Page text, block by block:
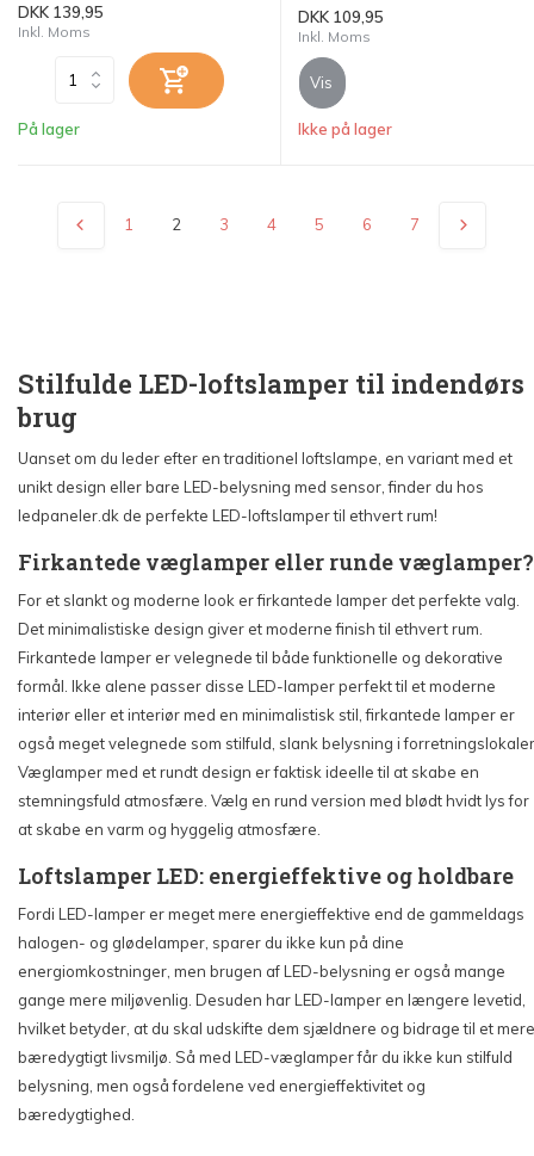
DKK 139,95
Inkl. Moms
På lager
DKK 109,95
Inkl. Moms
Vis
Ikke på lager
1 2 3 4 5 6 7
Stilfulde LED-loftslamper til indendørs
brug
Uanset om du leder efter en traditionel loftslampe, en variant med et
unikt design eller bare LED-belysning med sensor, finder du hos
ledpaneler.dk de perfekte LED-loftslamper til ethvert rum!
Firkantede væglamper eller runde væglamper?
For et slankt og moderne look er firkantede lamper det perfekte valg.
Det minimalistiske design giver et moderne finish til ethvert rum.
Firkantede lamper er velegnede til både funktionelle og dekorative
formål. Ikke alene passer disse LED-lamper perfekt til et moderne
interiør eller et interiør med en minimalistisk stil, firkantede lamper er
også meget velegnede som stilfuld, slank belysning i
Væglamper med et rundt design er faktisk ideelle til at skabe en
stemningsfuld atmosfære. Vælg en rund version med blødt hvidt lys for
at skabe en varm og hyggelig atmosfære.
Loftslamper LED: energieffektive og holdbare
Fordi LED-lamper er meget mere energieffektive end de gammeldags
halogen- og glødelamper, sparer du ikke kun på dine
energiomkostninger, men brugen af LED-belysning er også mange
gange mere miljøvenlig. Desuden har LED-lamper en længere levetid,
hvilket betyder, at du skal udskifte dem sjældnere og bidrage til et mere
bæredygtigt livsmiljø. Så med LED-væglamper får du ikke kun stilfuld
belysning, men også fordelene ved energieffektivitet og
bæredygtighed.